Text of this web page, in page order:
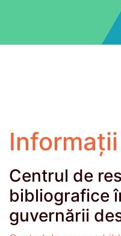
Centrul de
bibliografice
guvernării